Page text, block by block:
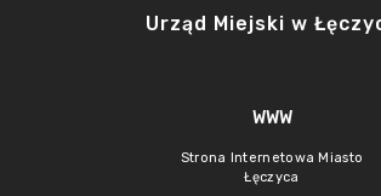
Urząd Miejski w
WWW
Strona Internetowa Miasto
Łęczyca